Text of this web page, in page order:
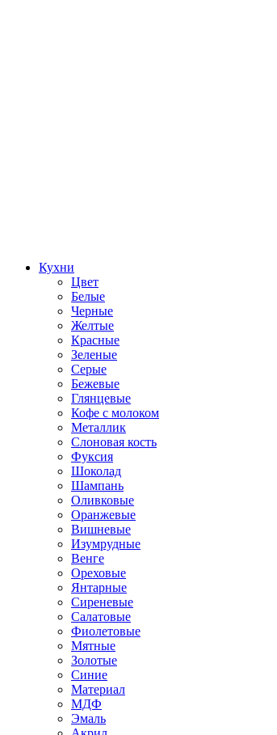
Кухни
Цвет
Белые
Черные
Желтые
Красные
Зеленые
Серые
Бежевые
Глянцевые
Кофе с молоком
Металлик
Слоновая кость
Фуксия
Шоколад
Шампань
Оливковые
Оранжевые
Вишневые
Изумрудные
Венге
Ореховые
Янтарные
Сиреневые
Салатовые
Фиолетовые
Мятные
Золотые
Синие
Материал
МДФ
Эмаль